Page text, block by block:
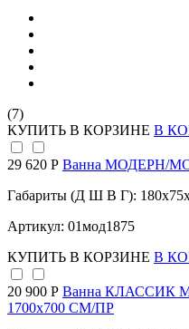
(7)
КУПИТЬ В КОРЗИНЕ В
29 620 Р Ванна МОДЕРН/
Габариты (Д Ш В Г):
Артикул: 01мод1875
КУПИТЬ В КОРЗИНЕ В
20 900 Р Ванна КЛАССИК
1700х700 СМ/ПР